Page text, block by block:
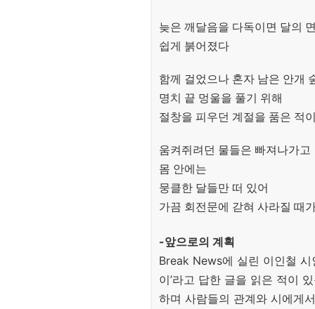
늦은 깨달음을 다독이면 달의
쉽게 붉어졌다
함께 걸었으나 혼자 남은 안개
명치 끝 멍울을 풀기 위해
절창을 피우던 계절을 품은 적
움켜쥐려던 물들은 빠져나가고
몸 안에는
뭉클한 달들만 떠 있어
가끔 회전문에 갇혀 사라질 때
-앞으로의 계획
Break News에 실린 이인철 시
이’라고 답한 글을 읽은 적이
하며 사람들의 관계와 시에게